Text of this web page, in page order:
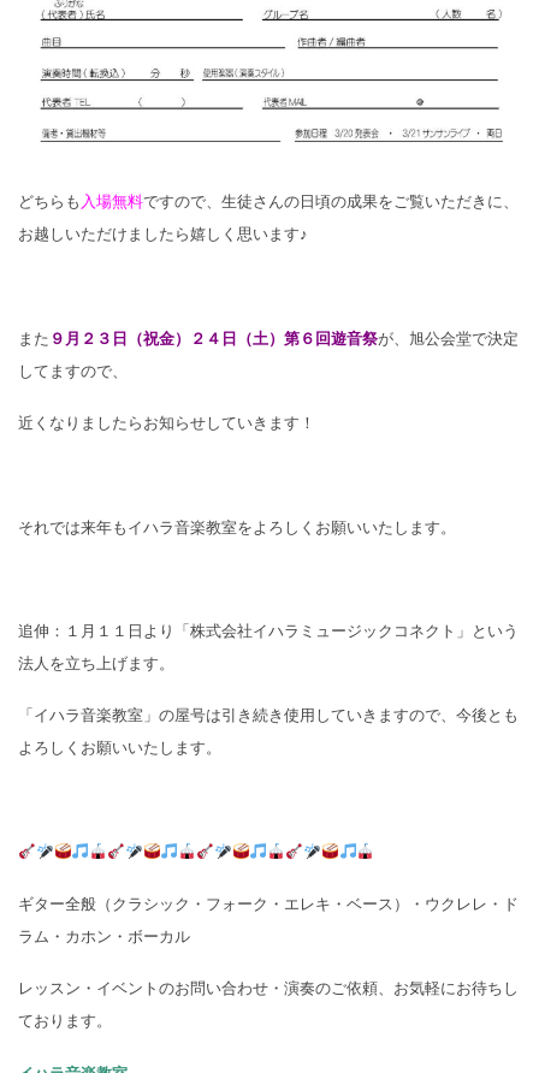
どちらも 入場無料ですので、生徒さんの日頃の成果をご覧いただきに、
お越しいただけましたら嬉しく思います♪
また ９月２３日（祝金）２４日（土）第６回遊音祭が、旭公会堂で決定
してますので、
近くなりましたらお知らせしていきます！
それでは来年もイハラ音楽教室をよろしくお願いいたします。
追伸：１月１１日より「株式会社イハラミュージックコネクト」という
法人を立ち上げます。
「イハラ音楽教室」の屋号は引き続き使用していきますので、今後とも
よろしくお願いいたします。
ギター全般（クラシック・フォーク・エレキ・ベース）・ウクレレ・ド
ラム・カホン・ボーカル
レッスン・イベントのお問い合わせ・演奏のご依頼、お気軽にお待ちし
ております。